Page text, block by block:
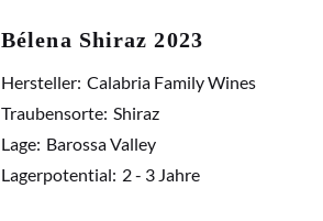
Bélena Shiraz 2023
Hersteller: Calabria Family Wines
Traubensorte: Shiraz
Lage: Barossa Valley
Lagerpotential: 2 - 3 Jahre